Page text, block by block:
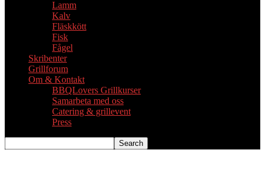
Lamm
Kalv
Fläskkött
Fisk
Fågel
Skribenter
Grillforum
Om & Kontakt
BBQLovers Grillkurser
Samarbeta med oss
Catering & grillevent
Press